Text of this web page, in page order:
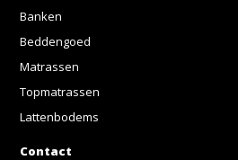
Banken
Beddengoed
Matrassen
Topmatrassen
Lattenbodems
Contact